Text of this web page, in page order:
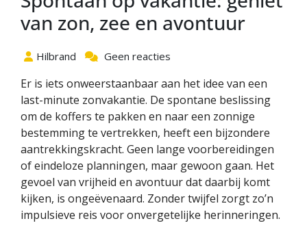
van zon, zee en avontuur
Hilbrand Geen reacties
Er is iets onweerstaanbaar aan het idee van een
last-minute zonvakantie. De spontane beslissing
om de koffers te pakken en naar een zonnige
bestemming te vertrekken, heeft een bijzondere
aantrekkingskracht. Geen lange voorbereidingen
of eindeloze planningen, maar gewoon gaan. Het
gevoel van vrijheid en avontuur dat daarbij komt
kijken, is ongeëvenaard. Zonder twijfel zorgt zo’n
impulsieve reis voor onvergetelijke herinneringen.